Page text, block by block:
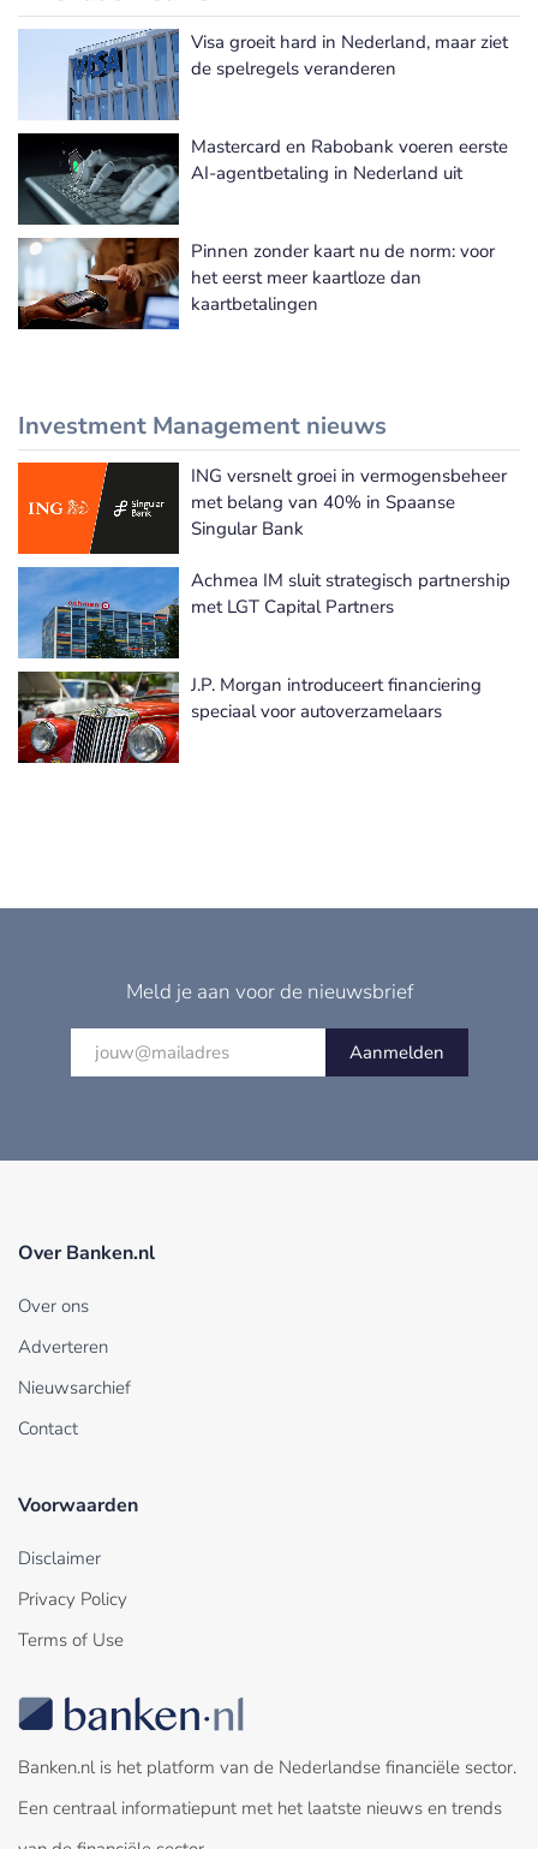
Visa groeit hard in Nederland, maar ziet
de spelregels veranderen
Mastercard en Rabobank voeren eerste
AI-agentbetaling in Nederland uit
Pinnen zonder kaart nu de norm: voor
het eerst meer kaartloze dan
kaartbetalingen
Investment Management nieuws
Meer Investment Management nieuws
ING versnelt groei in vermogensbeheer
met belang van 40% in Spaanse
Singular Bank
Achmea IM sluit strategisch partnership
met LGT Capital Partners
J.P. Morgan introduceert financiering
speciaal voor autoverzamelaars
Meld je aan voor de nieuwsbrief
Aanmelden
Over Banken.nl
Over ons
Adverteren
Nieuwsarchief
Contact
Voorwaarden
Disclaimer
Privacy Policy
Terms of Use
Banken.nl is het platform van de Nederlandse financiële sector.
Een centraal informatiepunt met het laatste nieuws en trends